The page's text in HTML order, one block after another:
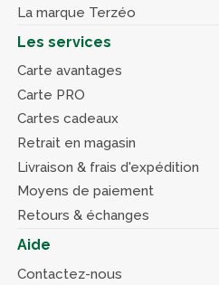
La marque Terzéo
Les services
Carte avantages
Carte PRO
Cartes cadeaux
Retrait en magasin
Livraison & frais d'expédition
Moyens de paiement
Retours & échanges
Aide
Contactez-nous